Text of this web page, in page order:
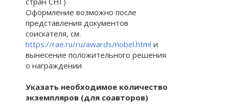
Оформление возможно после
представления документов
соискателя, см.
https://rae.ru/ru/awards/nobel.html и
вынесение положительного решения
о награждении
Указать необходимое количество
экземпляров (для соавторов)